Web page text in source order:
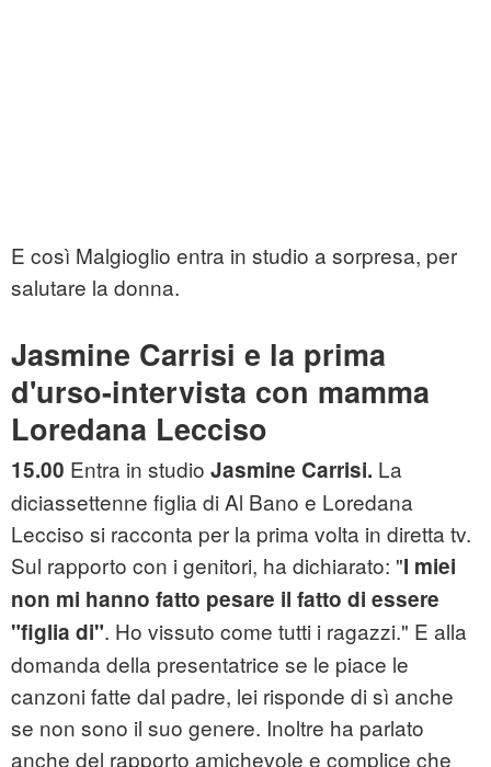
E così Malgioglio entra in studio a sorpresa, per
salutare la donna.
Jasmine Carrisi e la prima
d'urso-intervista con mamma
Loredana Lecciso
15.00 Entra in studio Jasmine Carrisi. La
diciassettenne figlia di Al Bano e Loredana
Lecciso si racconta per la prima volta in diretta tv.
Sul rapporto con i genitori, ha dichiarato: "I miei
non mi hanno fatto pesare il fatto di essere
"figlia di". Ho vissuto come tutti i ragazzi." E alla
domanda della presentatrice se le piace le
canzoni fatte dal padre, lei risponde di sì anche
se non sono il suo genere. Inoltre ha parlato
anche del rapporto amichevole e complice che